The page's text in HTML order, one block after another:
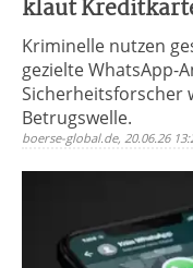
klaut
Kriminelle nutzen
gezielte WhatsApp-
Sicherheitsforscher
Betrugswelle.
boerse-global.de, 20.06.26